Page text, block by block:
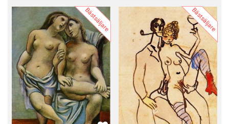
Bästsäljare Bästsäljare